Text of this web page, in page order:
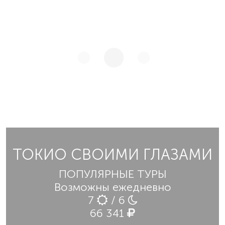
ТОКИО СВОИМИ ГЛАЗАМИ
ПОПУЛЯРНЫЕ ТУРЫ
Возможны ежедневно
7
/ 6
66 341